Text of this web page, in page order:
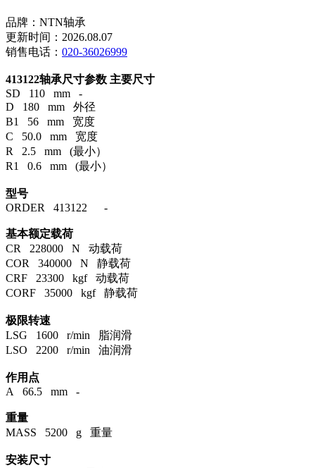
品牌：NTN轴承
更新时间：2026.08.07
销售电话： 020-36026999
413122轴承尺寸参数 主要尺寸
SD 110 mm -
D 180 mm 外径
B1 56 mm 宽度
C 50.0 mm 宽度
R 2.5 mm (最小）
R1 0.6 mm (最小）
型号
ORDER 413122 -
基本额定载荷
CR 228000 N 动载荷
COR 340000 N 静载荷
CRF 23300 kgf 动载荷
CORF 35000 kgf 静载荷
极限转速
LSG 1600 r/min 脂润滑
LSO 2200 r/min 油润滑
作用点
A 66.5 mm -
重量
MASS 5200 g 重量
安装尺寸